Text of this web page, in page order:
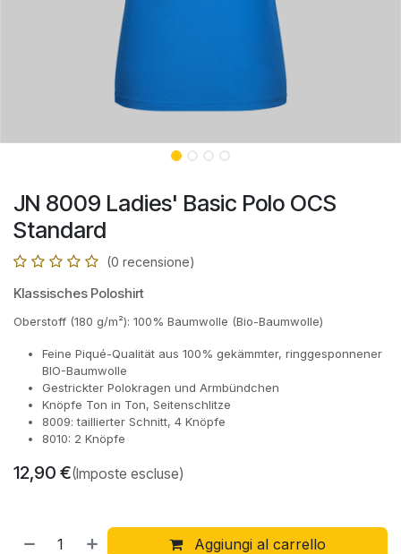
JN 8009 Ladies' Basic Polo OCS
Standard
(0 recensione)
Klassisches Poloshirt
Oberstoff (180 g/m²): 100% Baumwolle (Bio-Baumwolle)
Feine Piqué-Qualität aus 100% gekämmter, ringgesponnener
BIO-Baumwolle
Gestrickter Polokragen und Armbündchen
Knöpfe Ton in Ton, Seitenschlitze
8009: taillierter Schnitt, 4 Knöpfe
8010: 2 Knöpfe
12,90 €(Imposte escluse)
Aggiungi al carrello